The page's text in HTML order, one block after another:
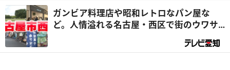
ガンビア料理店や昭和レトロなパン屋な
ど。人情溢れる名古屋・西区で街のウワサ
を大調査！（前編）｜デラメチャ気にな